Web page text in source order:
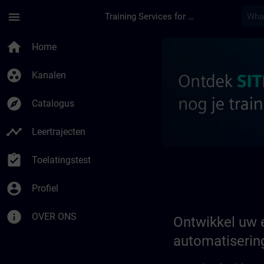
menu Training Services for Digital Industries
home Home
group_work Kanalen
explore Catalogus
timeline Leertrajecten
assignment_turned_in Toelatingstest
account_circle Profiel
info OVER ONS
Ontwikkel uw
Ontwikkel uw